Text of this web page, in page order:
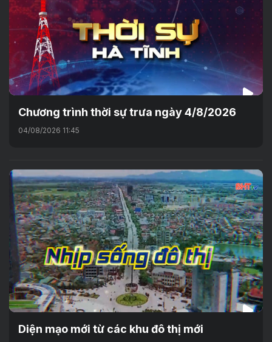
Chương trình thời sự trưa ngày 4/8/2026
04/08/2026 11:45
Diện mạo mới từ các khu đô thị mới